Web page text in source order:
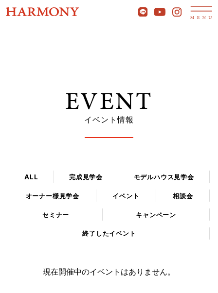
EVENT
イベント情報
ALL 完成見学会 モデルハウス見学会
オーナー様見学会 イベント 相談会
セミナー キャンペーン
終了したイベント
現在開催中のイベントはありません。